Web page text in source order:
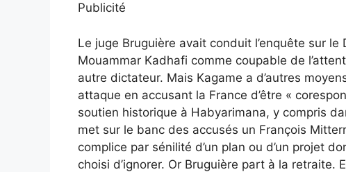
Publicité
Le juge Bruguière avait conduit l’enquête sur
Mouammar Kadhafi comme coupable de
autre dictateur. Mais Kagame a d’autres
attaque en accusant la France d’être «
soutien historique à Habyarimana, y compris
met sur le banc des accusés un François
complice par sénilité d’un plan ou d’un projet
choisi d’ignorer. Or Bruguière part à la retraite.